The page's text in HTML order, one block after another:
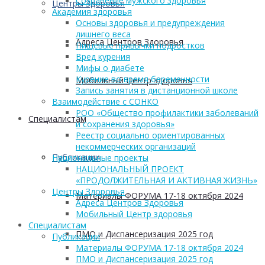
Центры Здоровья
Адреса Центров Здоровья
Мобильный Центр здоровья
Cпециалистам
Публикации
Материалы ФОРУМА 17-18 октября 2024
ПМО и Диспансеризация 2025 год
Академия здоровья
Основы здоровья и предупреждения
лишнего веса
Пищевые привычки подростков
Вред курения
Мифы о диабете
Курение во время беременности
Запись занятия в дистанционной школе
Взаимодействие с СОНКО
РОО «Общество профилактики заболеваний
и сохранения здоровья»
Реестр социально ориентированных
некоммерческих организаций
Национальные проекты
НАЦИОНАЛЬНЫЙ ПРОЕКТ
«ПРОДОЛЖИТЕЛЬНАЯ И АКТИВНАЯ ЖИЗНЬ»
Центры Здоровья
Адреса Центров Здоровья
Мобильный Центр здоровья
Cпециалистам
Публикации
Материалы ФОРУМА 17-18 октября 2024
ПМО и Диспансеризация 2025 год